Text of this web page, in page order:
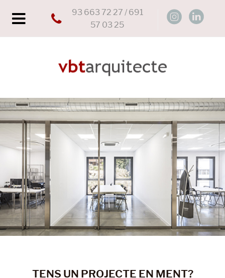
93 663 72 27 / 691
57 03 25
TENS UN PROJECTE EN MENT?